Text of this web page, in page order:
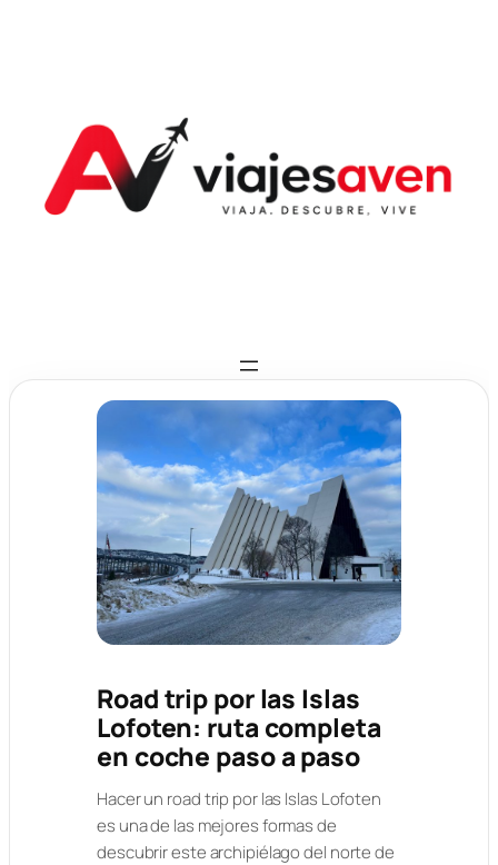
Road trip por las Islas
Lofoten: ruta completa
en coche paso a paso
Hacer un road trip por las Islas Lofoten
es una de las mejores formas de
descubrir este archipiélago del norte de